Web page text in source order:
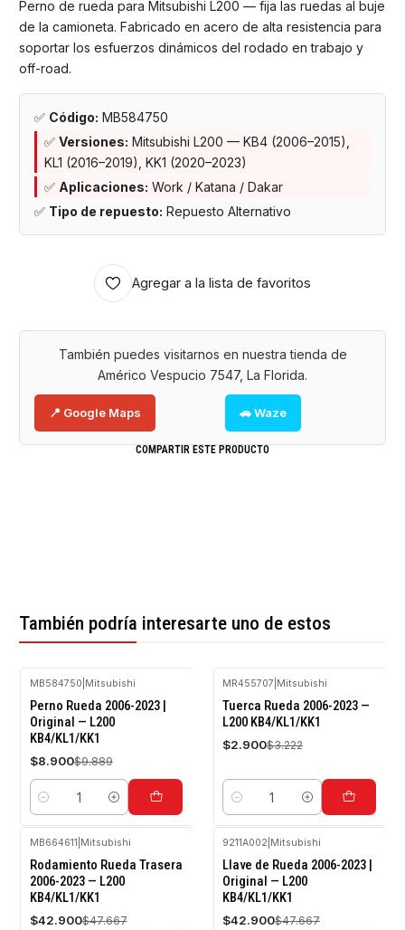
Perno de rueda para Mitsubishi L200 — fija las ruedas al buje
de la camioneta. Fabricado en acero de alta resistencia para
soportar los esfuerzos dinámicos del rodado en trabajo y
off-road.
✅ Código: MB584750
✅ Versiones: Mitsubishi L200 — KB4 (2006–2015),
KL1 (2016–2019), KK1 (2020–2023)
✅ Aplicaciones: Work / Katana / Dakar
✅ Tipo de repuesto: Repuesto Alternativo
Agregar a la lista de favoritos
También puedes visitarnos en nuestra tienda de
Américo Vespucio 7547, La Florida.
📍 Google Maps 🚗 Waze
COMPARTIR ESTE PRODUCTO
También podría interesarte uno de estos
-10%
OFF
MB584750 Mitsubishi
Perno Rueda 2006-2023 |
Original — L200
KB4/KL1/KK1
$8.900$9.889
Cantidad
-10%
OFF
MR455707 Mitsubishi
Tuerca Rueda 2006-2023 —
L200 KB4/KL1/KK1
$2.900$3.222
Cantidad
-10%
OFF
MB664611 Mitsubishi
Rodamiento Rueda Trasera
2006-2023 — L200
KB4/KL1/KK1
$42.900$47.667
-10%
OFF
Agotado
9211A002 Mitsubishi
Llave de Rueda 2006-2023 |
Original — L200
KB4/KL1/KK1
$42.900$47.667